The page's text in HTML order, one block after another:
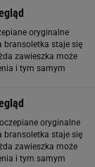
oryginalne
bransoletka staje się
zawieszka może
i tym samym
oryginalne
bransoletka staje się
zawieszka może
i tym samym